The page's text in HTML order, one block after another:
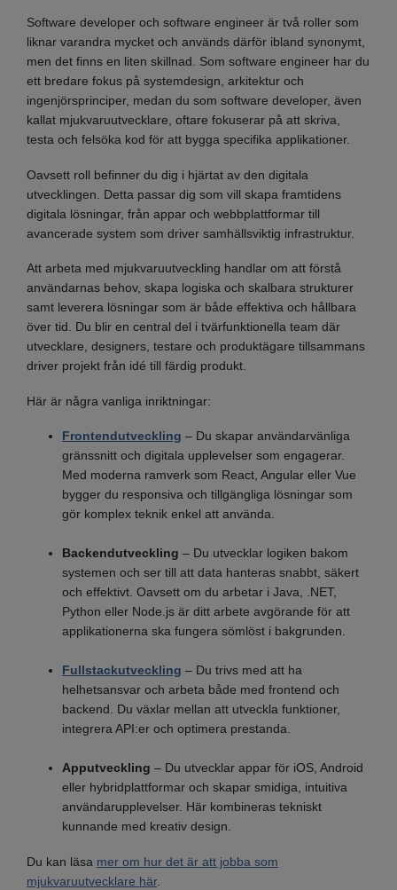
Software developer och software engineer är två roller som
liknar varandra mycket och används därför ibland synonymt,
men det finns en liten skillnad. Som software engineer har du
ett bredare fokus på systemdesign, arkitektur och
ingenjörsprinciper, medan du som software developer, även
kallat mjukvaruutvecklare, oftare fokuserar på att skriva,
testa och felsöka kod för att bygga specifika applikationer.
Oavsett roll befinner du dig i hjärtat av den digitala
utvecklingen. Detta passar dig som vill skapa framtidens
digitala lösningar, från appar och webbplattformar till
avancerade system som driver samhällsviktig infrastruktur.
Att arbeta med mjukvaruutveckling handlar om att förstå
användarnas behov, skapa logiska och skalbara strukturer
samt leverera lösningar som är både effektiva och hållbara
över tid. Du blir en central del i tvärfunktionella team där
utvecklare, designers, testare och produktägare tillsammans
driver projekt från idé till färdig produkt.
Här är några vanliga inriktningar:
Frontendutveckling – Du skapar användarvänliga
gränssnitt och digitala upplevelser som engagerar.
Med moderna ramverk som React, Angular eller Vue
bygger du responsiva och tillgängliga lösningar som
gör komplex teknik enkel att använda.
Backendutveckling – Du utvecklar logiken bakom
systemen och ser till att data hanteras snabbt, säkert
och effektivt. Oavsett om du arbetar i Java, .NET,
Python eller Node.js är ditt arbete avgörande för att
applikationerna ska fungera sömlöst i bakgrunden.
Fullstackutveckling – Du trivs med att ha
helhetsansvar och arbeta både med frontend och
backend. Du växlar mellan att utveckla funktioner,
integrera API:er och optimera prestanda.
Apputveckling – Du utvecklar appar för iOS, Android
eller hybridplattformar och skapar smidiga, intuitiva
användarupplevelser. Här kombineras tekniskt
kunnande med kreativ design.
Du kan läsa mer om hur det är att jobba som
mjukvaruutvecklare här.